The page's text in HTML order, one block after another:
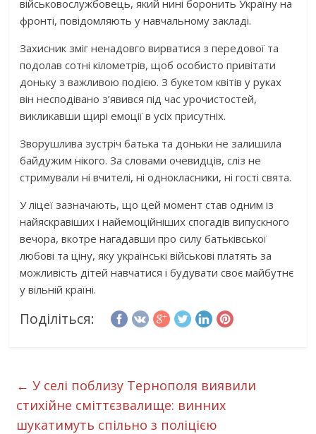
військовослужбовець, який нині боронить Україну на
фронті, повідомляють у навчальному закладі.
Захисник зміг ненадовго вирватися з передової та
подолав сотні кілометрів, щоб особисто привітати
доньку з важливою подією. З букетом квітів у руках
він несподівано з’явився під час урочистостей,
викликавши щирі емоції в усіх присутніх.
Зворушлива зустріч батька та доньки не залишила
байдужим нікого. За словами очевидців, сліз не
стримували ні вчителі, ні однокласники, ні гості свята.
У ліцеї зазначають, що цей момент став одним із
найяскравіших і найемоційніших спогадів випускного
вечора, вкотре нагадавши про силу батьківської
любові та ціну, яку українські військові платять за
можливість дітей навчатися і будувати своє майбутнє
у вільній країні.
Поділіться:
← У селі поблизу Тернополя виявили
стихійне сміттєзвалище: винних
шукатимуть спільно з поліцією